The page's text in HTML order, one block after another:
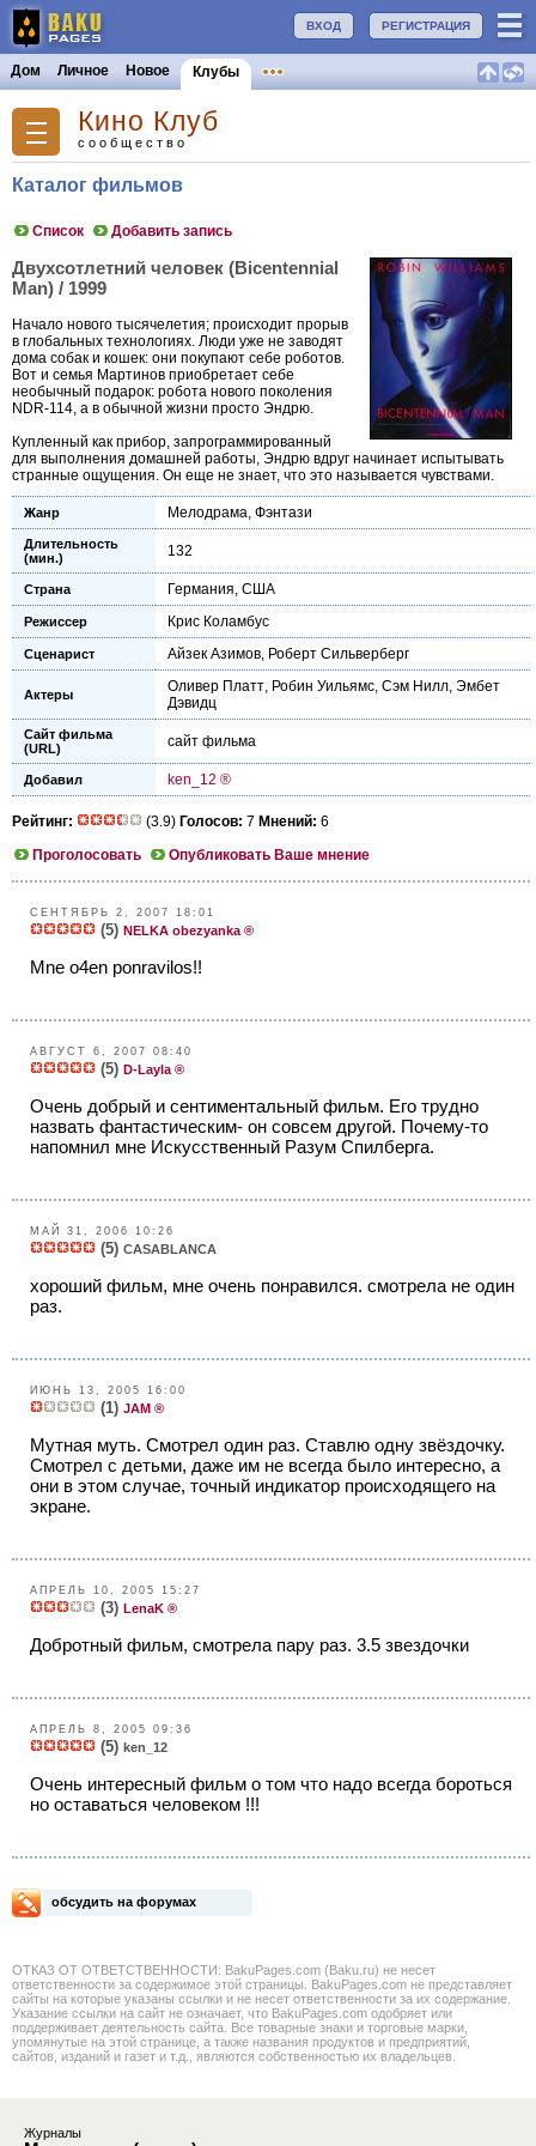
РЕГИСТРАЦИЯ
ВХОД
Дом Личное Новое Клубы
Кино Клуб
сообщество
Каталог фильмов
Список Добавить запись
Двухсотлетний человек (Bicentennial
Man) / 1999
Начало нового тысячелетия; происходит прорыв
в глобальных технологиях. Люди уже не заводят
дома собак и кошек: они покупают себе роботов.
Вот и семья Мартинов приобретает себе
необычный подарок: робота нового поколения
NDR-114, а в обычной жизни просто Эндрю.
Купленный как прибор, запрограммированный
для выполнения домашней работы, Эндрю вдруг начинает испытывать
странные ощущения. Он еще не знает, что это называется чувствами.
Жанр Мелодрама, Фэнтази
Длительность
(мин.)
132
Страна Германия, США
Режиссер Крис Коламбус
Сценарист Айзек Азимов, Роберт Сильверберг
Актеры Оливер Платт, Робин Уильямс, Сэм Нилл, Эмбет
Дэвидц
Сайт фильма
(URL)
сайт фильма
Добавил ken_12 ®
Рейтинг: (3.9) Голосов: 7 Мнений: 6
Проголосовать
Опубликовать Ваше мнение
СЕНТЯБРЬ 2, 2007 18:01
(5) NELKA obezyanka ®
Mne o4en ponravilos!!
АВГУСТ 6, 2007 08:40
(5) D-Layla ®
Очень добрый и сентиментальный фильм. Его трудно
назвать фантастическим- он совсем другой. Почему-то
напомнил мне Искусственный Разум Спилберга.
МАЙ 31, 2006 10:26
(5) CASABLANCA
хороший фильм, мне очень понравился. смотрела не один
раз.
ИЮНЬ 13, 2005 16:00
(1) JAM ®
Мутная муть. Смотрел один раз. Ставлю одну звёздочку.
Смотрел с детьми, даже им не всегда было интересно, а
они в этом случае, точный индикатор происходящего на
экране.
АПРЕЛЬ 10, 2005 15:27
(3) LenaK ®
Добротный фильм, смотрела пару раз. 3.5 звездочки
АПРЕЛЬ 8, 2005 09:36
(5) ken_12
Очень интересный фильм о том что надо всегда бороться
но оставаться человеком !!!
обсудить на форумах
ОТКАЗ ОТ ОТВЕТСТВЕННОСТИ: BakuPages.com (Baku.ru) не несет
ответственности за содержимое этой страницы. BakuPages.com не представляет
сайты на которые указаны ссылки и не несет ответственности за их содержание.
Указание ссылки на сайт не означает, что BakuPages.com одобряет или
поддерживает деятельность сайта. Все товарные знаки и торговые марки,
упомянутые на этой странице, а также названия продуктов и предприятий,
сайтов, изданий и газет и т.д., являются собственностью их владельцев.
Журналы